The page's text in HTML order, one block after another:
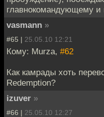
главнокомандующему и
vasmann »
#65 | 25.05.10 12:21
Кому: Murza, #62
Как камрады хоть
Redemption?
izuver »
#66 | 25.05.10 12:27